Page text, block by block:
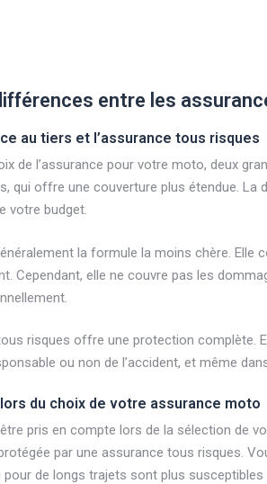
entre les
au tiers et l’assurance tous risques
de l’assurance pour votre moto, deux
qui offre une couverture plus étendue.
votre budget.
la formule la moins chère.
Cependant, elle ne couvre pas les
risques offre une protection
ou non de l’accident, et même
du choix de votre assurance moto
pris en compte lors de la sélection de
par une assurance tous risques.
de longs trajets sont plus susceptibles